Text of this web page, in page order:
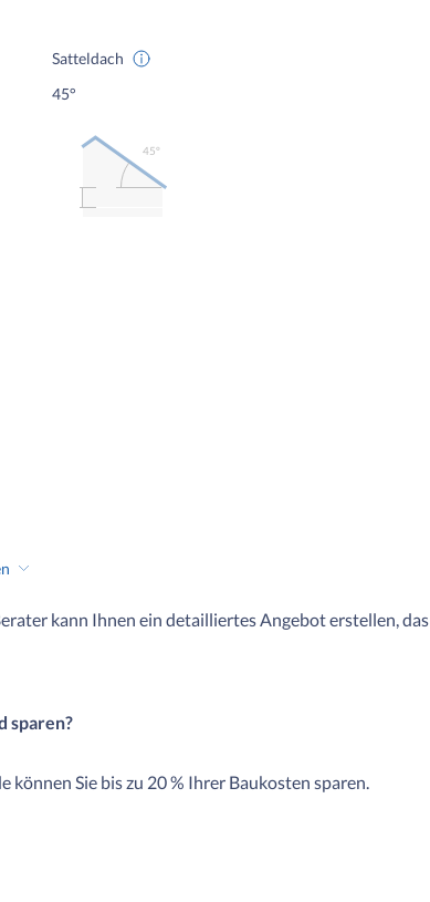
Satteldach
45°
45º
kann Ihnen ein detailliertes Angebot erstellen, das
sparen?
Sie bis zu 20 % Ihrer Baukosten sparen.